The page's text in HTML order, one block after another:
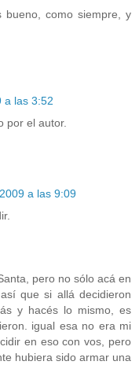
bueno, como siempre, y
a las 3:52
por el autor.
a las 9:09
pero no sólo acá en
que si allá decidieron
y hacés lo mismo, es
igual esa no era mi
en eso con vos, pero
hubiera sido armar una